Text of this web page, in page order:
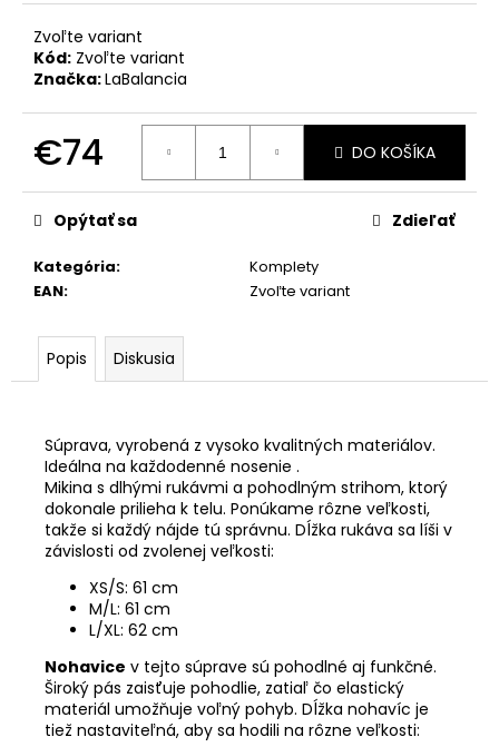
Zvoľte variant
Kód: Zvoľte variant
Značka:LaBalancia
€74 DO KOŠÍKA
Kategória:
Komplety
EAN: Zvoľte variant
Opýtať sa Zdieľať
Popis Diskusia
Súprava, vyrobená z vysoko kvalitných materiálov.
Ideálna na každodenné nosenie .
Mikina s dlhými rukávmi a pohodlným strihom, ktorý
dokonale prilieha k telu. Ponúkame rôzne veľkosti,
takže si každý nájde tú správnu. Dĺžka rukáva sa líši v
závislosti od zvolenej veľkosti:
XS/S: 61 cm
M/L: 61 cm
L/XL: 62 cm
Nohavice v tejto súprave sú pohodlné aj funkčné.
Široký pás zaisťuje pohodlie, zatiaľ čo elastický
materiál umožňuje voľný pohyb. Dĺžka nohavíc je
tiež nastaviteľná, aby sa hodili na rôzne veľkosti:
KOMPLET
LA
BALANCIA
AURA
PÚDROVÁ